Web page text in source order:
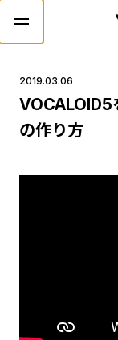
2019.03.06
VOCALOID5
の作り方